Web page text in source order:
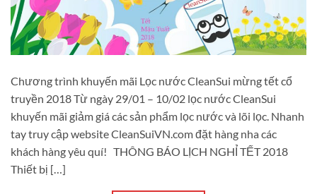
Chương trình khuyến mãi Lọc nước CleanSui mừng tết cổ
truyền 2018 Từ ngày 29/01 – 10/02 lọc nước CleanSui
khuyến mãi giảm giá các sản phẩm lọc nước và lõi lọc. Nhanh
tay truy cập website CleanSuiVN.com đặt hàng nha các
khách hàng yêu quí! THÔNG BÁO LỊCH NGHỈ TẾT 2018
Thiết bị […]